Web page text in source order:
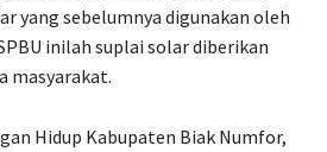
yang sebelumnya digunakan oleh
inilah suplai solar diberikan
masyarakat.
Hidup Kabupaten Biak Numfor,